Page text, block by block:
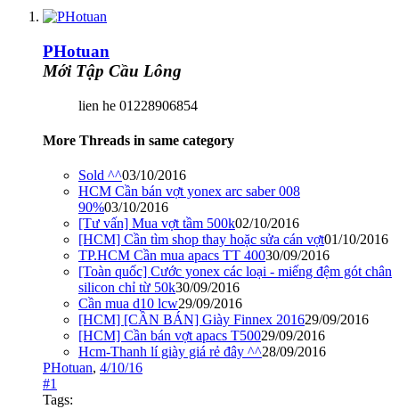
PHotuan
Mới Tập Cầu Lông
lien he 01228906854
More Threads in same category
Sold ^^03/10/2016
HCM Cần bán vợt yonex arc saber 008
90%03/10/2016
[Tư vấn] Mua vợt tầm 500k02/10/2016
[HCM] Cần tìm shop thay hoặc sửa cán vợt01/10/2016
TP.HCM Cần mua apacs TT 40030/09/2016
[Toàn quốc] Cước yonex các loại - miếng đệm gót chân
silicon chỉ từ 50k30/09/2016
Cần mua d10 lcw29/09/2016
[HCM] [CẦN BÁN] Giày Finnex 201629/09/2016
[HCM] Cần bán vợt apacs T50029/09/2016
Hcm-Thanh lí giày giá rẻ đây ^^28/09/2016
PHotuan, 4/10/16
#1
Tags: